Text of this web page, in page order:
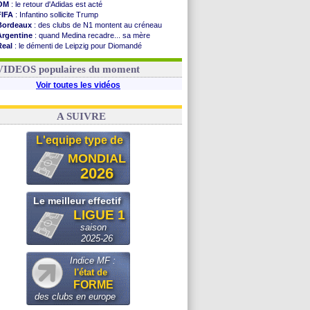
: le retour d'Adidas est acté
: Infantino sollicite Trump
: des clubs de N1 montent au créneau
: quand Medina recadre... sa mère
: le démenti de Leipzig pour Diomandé
: Paixão attire un 2e club anglais
populaires du moment
Voir toutes les vidéos
A SUIVRE
L'equipe type de
MONDIAL
2026
Le meilleur effectif
LIGUE 1
saison
2025-26
Indice MF :
l'état de
FORME
des clubs en europe